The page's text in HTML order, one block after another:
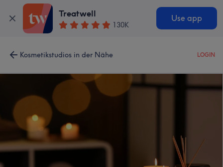
Treatwell
130K
Use app
Kosmetikstudios in der Nähe LOGIN